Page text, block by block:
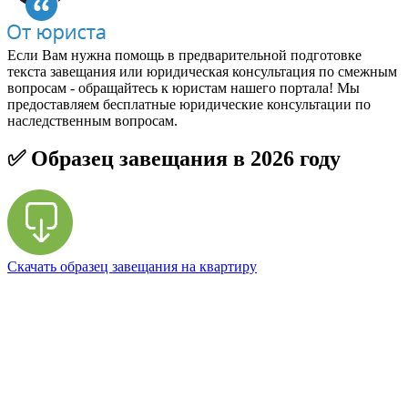
Если Вам нужна помощь в предварительной подготовке
текста завещания или юридическая консультация по смежным
вопросам - обращайтесь к юристам нашего портала! Мы
предоставляем бесплатные юридические консультации по
наследственным вопросам.
✅ Образец завещания в 2026 году
Скачать образец завещания на квартиру